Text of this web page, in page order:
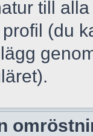
till
(du